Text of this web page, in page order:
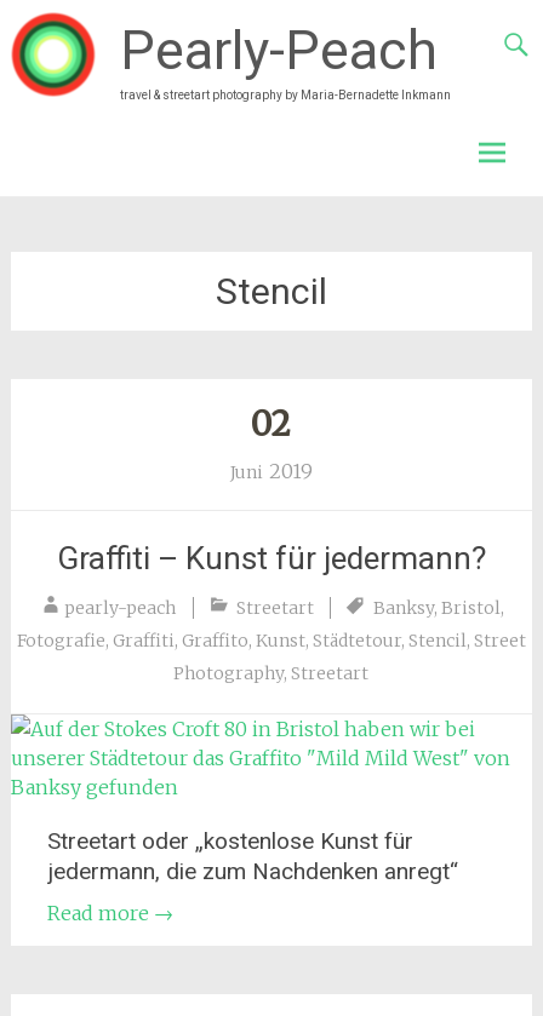
Pearly-Peach
travel & streetart photography by Maria-Bernadette Inkmann
Stencil
02
Juni 2019
Graffiti – Kunst für jedermann?
pearly-peach Streetart Banksy,Bristol,
Fotografie, Graffiti, Graffito, Kunst, Städtetour, Stencil, Street
Photography,Streetart
Streetart oder „kostenlose Kunst für
jedermann, die zum Nachdenken anregt“
Read more →